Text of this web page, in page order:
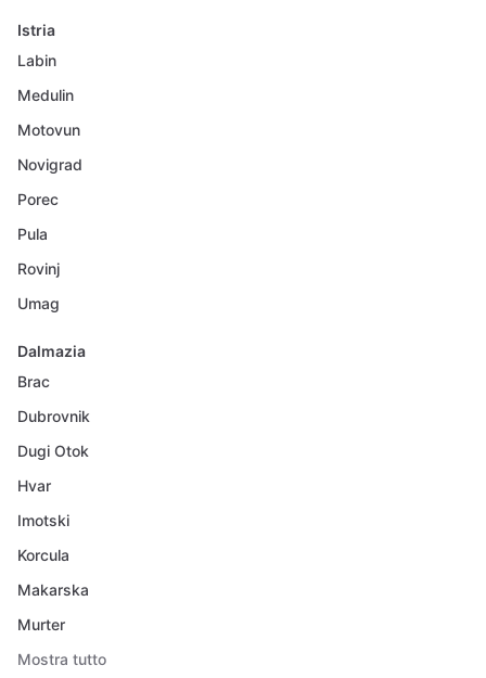
Istria
Labin
Medulin
Motovun
Novigrad
Porec
Pula
Rovinj
Umag
Dalmazia
Brac
Dubrovnik
Dugi Otok
Hvar
Imotski
Korcula
Makarska
Murter
Mostra tutto